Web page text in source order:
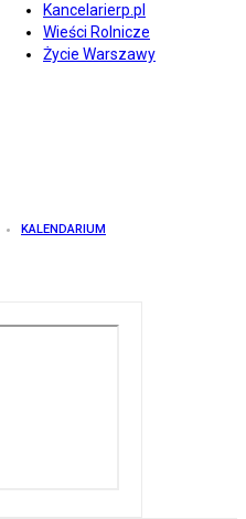
Kancelarierp.pl
Wieści Rolnicze
Życie Warszawy
KALENDARIUM